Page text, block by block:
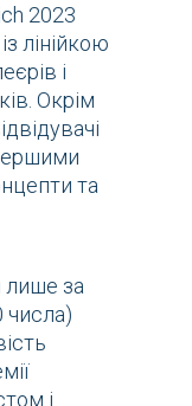
2023
лінійкою
і
Окрім
та
лише за
числа)
і